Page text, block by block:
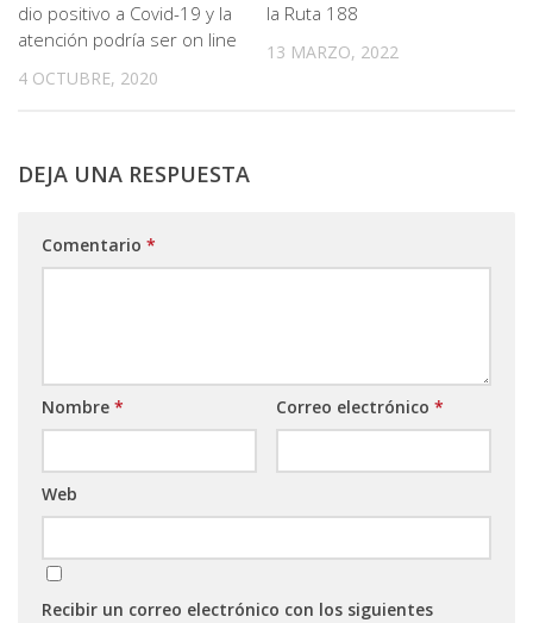
dio positivo a Covid-19 y la
atención podría ser on line
4 OCTUBRE, 2020
la Ruta 188
13 MARZO, 2022
DEJA UNA RESPUESTA
Comentario *
Nombre * Correo electrónico *
Web
Recibir un correo electrónico con los siguientes